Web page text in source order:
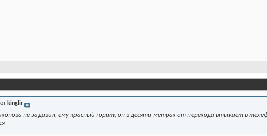
kinglir
не задавил, ему красный горит, он в десяти метрах от перехода втыкает в